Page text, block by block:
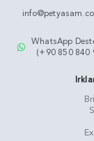
WhatsApp
(+90 850 840